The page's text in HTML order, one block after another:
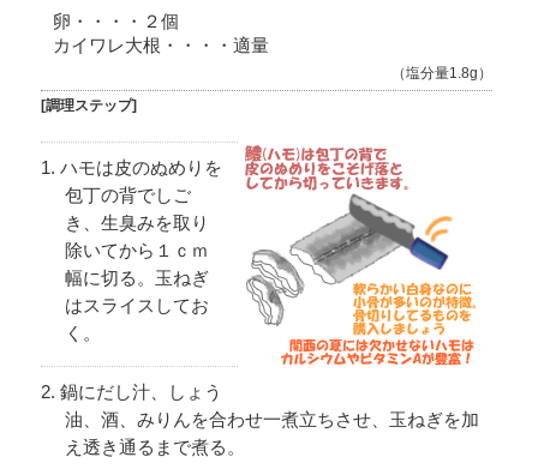
卵・・・・２個
カイワレ大根・・・・適量
（塩分量1.8g）
[調理ステップ]
ハモは皮のぬめりを
包丁の背でしご
き、生臭みを取り
除いてから１ｃｍ
幅に切る。玉ねぎ
はスライスしてお
く。
鍋にだし汁、しょう
油、酒、みりんを合わせ一煮立ちさせ、玉ねぎを加
え透き通るまで煮る。